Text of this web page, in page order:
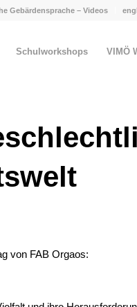
Gebärdensprache – Videos
Schulworkshops VIMÖ
von FAB Orgaos: